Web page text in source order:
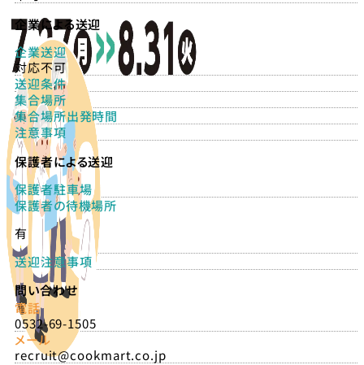
企業による送迎
企業送迎
対応不可
送迎条件
集合場所
集合場所出発時間
注意事項
保護者による送迎
保護者駐車場
保護者の待機場所
有
送迎注意事項
問い合わせ
電話
0532-69-1505
メール
recruit@cookmart.co.jp